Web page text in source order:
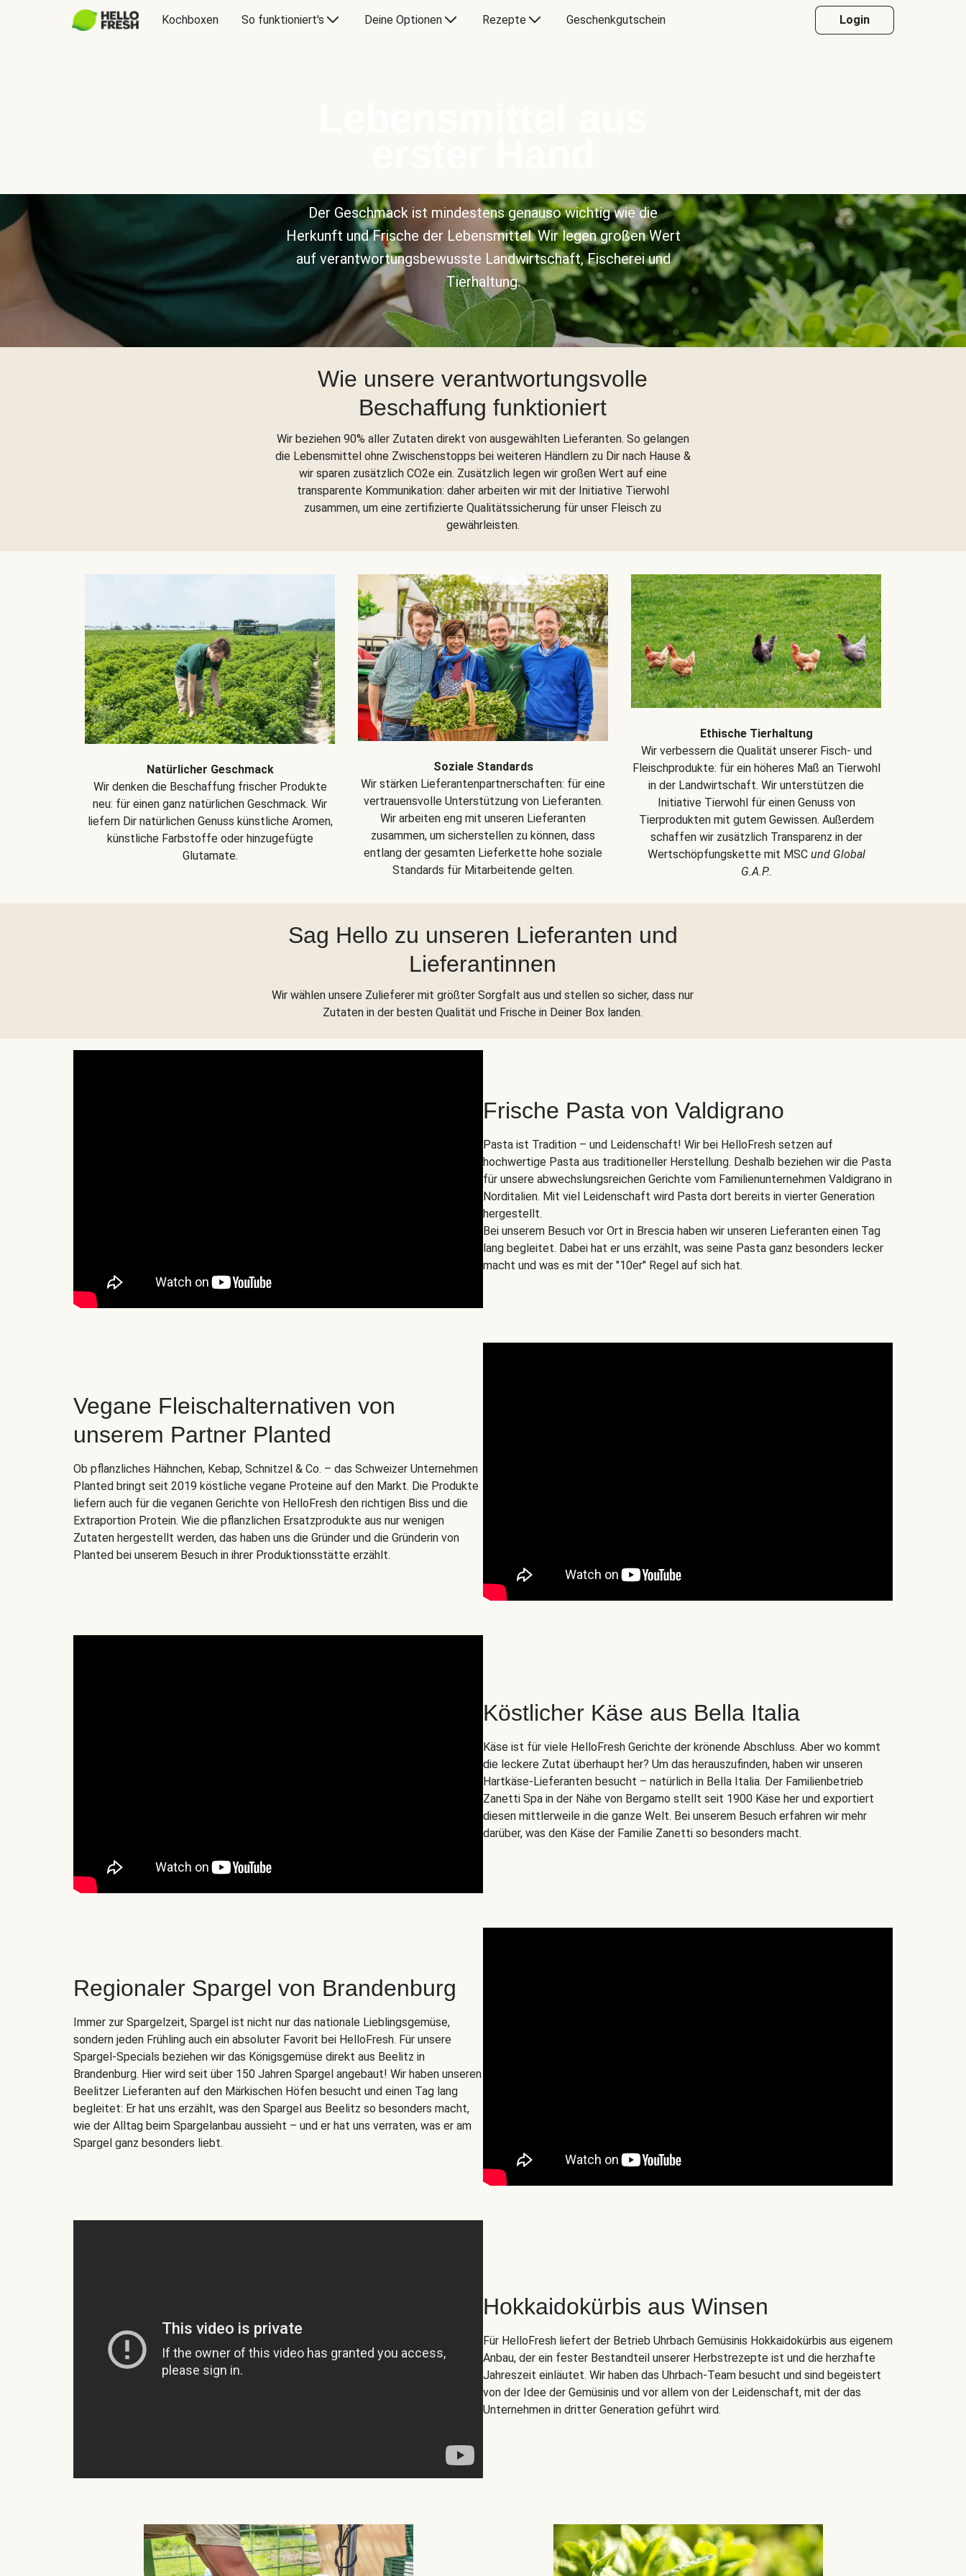
Kochboxen So funktioniert's Deine Optionen Rezepte Geschenkgutschein Login
Der Geschmack ist mindestens genauso wichtig wie die
Herkunft und Frische der Lebensmittel. Wir legen großen Wert
auf verantwortungsbewusste Landwirtschaft, Fischerei und
Tierhaltung.
Wie unsere verantwortungsvolle
Beschaffung funktioniert
Wir beziehen 90% aller Zutaten direkt von ausgewählten Lieferanten. So gelangen
die Lebensmittel ohne Zwischenstopps bei weiteren Händlern zu Dir nach Hause &
wir sparen zusätzlich CO2e ein. Zusätzlich legen wir großen Wert auf eine
transparente Kommunikation: daher arbeiten wir mit der Initiative Tierwohl
zusammen, um eine zertifizierte Qualitätssicherung für unser Fleisch zu
gewährleisten.
Natürlicher Geschmack
Wir denken die Beschaffung frischer Produkte
neu: für einen ganz natürlichen Geschmack. Wir
liefern Dir natürlichen Genuss künstliche Aromen,
künstliche Farbstoffe oder hinzugefügte
Glutamate.
Soziale Standards
Wir stärken Lieferantenpartnerschaften: für eine
vertrauensvolle Unterstützung von Lieferanten.
Wir arbeiten eng mit unseren Lieferanten
zusammen, um sicherstellen zu können, dass
entlang der gesamten Lieferkette hohe soziale
Standards für Mitarbeitende gelten.
Ethische Tierhaltung
Wir verbessern die Qualität unserer Fisch- und
Fleischprodukte: für ein höheres Maß an Tierwohl
in der Landwirtschaft. Wir unterstützen die
Initiative Tierwohl für einen Genuss von
Tierprodukten mit gutem Gewissen. Außerdem
schaffen wir zusätzlich Transparenz in der
Wertschöpfungskette mit MSCund Global
G.A.P..
Sag Hello zu unseren Lieferanten und
Lieferantinnen
Wir wählen unsere Zulieferer mit größter Sorgfalt aus und stellen so sicher, dass nur
Zutaten in der besten Qualität und Frische in Deiner Box landen.
Frische Pasta von Valdigrano
Pasta ist Tradition – und Leidenschaft! Wir bei HelloFresh setzen auf
hochwertige Pasta aus traditioneller Herstellung. Deshalb beziehen wir die Pasta
für unsere abwechslungsreichen Gerichte vom Familienunternehmen Valdigrano in
Norditalien. Mit viel Leidenschaft wird Pasta dort bereits in vierter Generation
hergestellt.
Bei unserem Besuch vor Ort in Brescia haben wir unseren Lieferanten einen Tag
lang begleitet. Dabei hat er uns erzählt, was seine Pasta ganz besonders lecker
macht und was es mit der "10er" Regel auf sich hat.
Vegane Fleischalternativen von
unserem Partner Planted
Ob pflanzliches Hähnchen, Kebap, Schnitzel & Co. – das Schweizer Unternehmen
Planted bringt seit 2019 köstliche vegane Proteine auf den Markt. Die Produkte
liefern auch für die veganen Gerichte von HelloFresh den richtigen Biss und die
Extraportion Protein. Wie die pflanzlichen Ersatzprodukte aus nur wenigen
Zutaten hergestellt werden, das haben uns die Gründer und die Gründerin von
Planted bei unserem Besuch in ihrer Produktionsstätte erzählt.
Köstlicher Käse aus Bella Italia
Käse ist für viele HelloFresh Gerichte der krönende Abschluss. Aber wo kommt
die leckere Zutat überhaupt her? Um das herauszufinden, haben wir unseren
Hartkäse-Lieferanten besucht – natürlich in Bella Italia. Der Familienbetrieb
Zanetti Spa in der Nähe von Bergamo stellt seit 1900 Käse her und exportiert
diesen mittlerweile in die ganze Welt. Bei unserem Besuch erfahren wir mehr
darüber, was den Käse der Familie Zanetti so besonders macht.
Regionaler Spargel von Brandenburg
Immer zur Spargelzeit, Spargel ist nicht nur das nationale Lieblingsgemüse,
sondern jeden Frühling auch ein absoluter Favorit bei HelloFresh. Für unsere
Spargel-Specials beziehen wir das Königsgemüse direkt aus Beelitz in
Brandenburg. Hier wird seit über 150 Jahren Spargel angebaut! Wir haben unseren
Beelitzer Lieferanten auf den Märkischen Höfen besucht und einen Tag lang
begleitet: Er hat uns erzählt, was den Spargel aus Beelitz so besonders macht,
wie der Alltag beim Spargelanbau aussieht – und er hat uns verraten, was er am
Spargel ganz besonders liebt.
Hokkaidokürbis aus Winsen
Für HelloFresh liefert der Betrieb Uhrbach Gemüsinis Hokkaidokürbis aus eigenem
Anbau, der ein fester Bestandteil unserer Herbstrezepte ist und die herzhafte
Jahreszeit einläutet. Wir haben das Uhrbach-Team besucht und sind begeistert
von der Idee der Gemüsinis und vor allem von der Leidenschaft, mit der das
Unternehmen in dritter Generation geführt wird.